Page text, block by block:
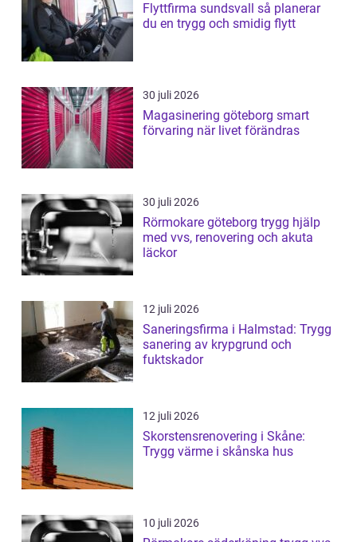
Flyttfirma sundsvall så planerar
du en trygg och smidig flytt
30 juli 2026
Magasinering göteborg smart
förvaring när livet förändras
30 juli 2026
Rörmokare göteborg trygg hjälp
med vvs, renovering och akuta
läckor
12 juli 2026
Saneringsfirma i Halmstad: Trygg
sanering av krypgrund och
fuktskador
12 juli 2026
Skorstensrenovering i Skåne:
Trygg värme i skånska hus
10 juli 2026